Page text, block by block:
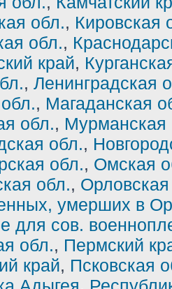
обл., Кировская
обл.,
край,
, Ленинградская
, Магаданская
обл., Мурманская
обл.,
обл., Омская
обл.,
умерших в
для сов.
обл., Пермский
край, Псковская